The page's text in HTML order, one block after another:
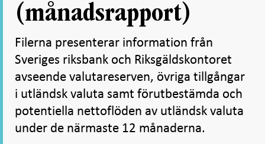
(månadsrapport)
Filerna presenterar information från
Sveriges riksbank och Riksgäldskontoret
avseende valutareserven, övriga tillgångar
i utländsk valuta samt förutbestämda och
potentiella nettoflöden av utländsk valuta
under de närmaste 12 månaderna.